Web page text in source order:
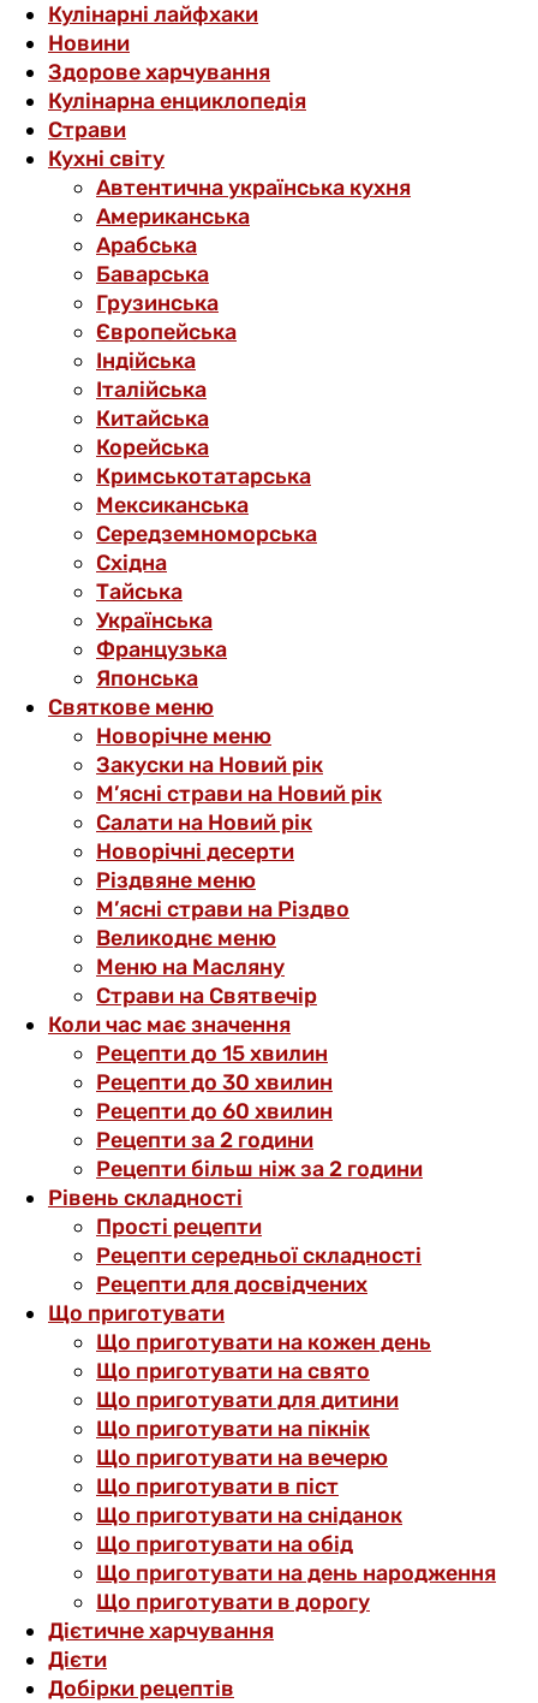
Кулінарні лайфхаки
Новини
Здорове харчування
Кулінарна енциклопедія
Страви
Кухні світу
Автентична українська кухня
Американська
Арабська
Баварська
Грузинська
Європейська
Індійська
Італійська
Китайська
Корейська
Кримськотатарська
Мексиканська
Середземноморська
Східна
Тайська
Українська
Французька
Японська
Святкове меню
Новорічне меню
Закуски на Новий рік
М’ясні страви на Новий рік
Салати на Новий рік
Новорічні десерти
Різдвяне меню
М’ясні страви на Різдво
Великоднє меню
Меню на Масляну
Страви на Святвечір
Коли час має значення
Рецепти до 15 хвилин
Рецепти до 30 хвилин
Рецепти до 60 хвилин
Рецепти за 2 години
Рецепти більш ніж за 2 години
Рівень складності
Прості рецепти
Рецепти середньої складності
Рецепти для досвідчених
Що приготувати
Що приготувати на кожен день
Що приготувати на свято
Що приготувати для дитини
Що приготувати на пікнік
Що приготувати на вечерю
Що приготувати в піст
Що приготувати на сніданок
Що приготувати на обід
Що приготувати на день народження
Що приготувати в дорогу
Дієтичне харчування
Дієти
Добірки рецептів